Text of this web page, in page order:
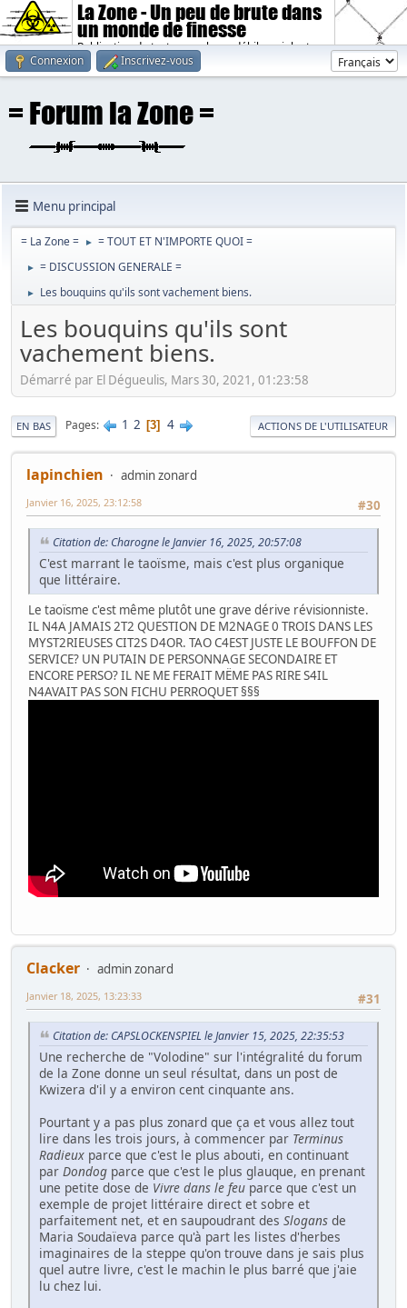
La Zone - Un peu de brute dans
un monde de finesse
Publication de textes sombres, débiles, violents.
Connexion
Inscrivez-vous
Menu principal
= La Zone = ► = TOUT ET N'IMPORTE QUOI =
► = DISCUSSION GENERALE =
► Les bouquins qu'ils sont vachement biens.
Les bouquins qu'ils sont
vachement biens.
Démarré par El Dégueulis, Mars 30, 2021, 01:23:58
EN BAS Pages 1 2 3 4 ACTIONS DE L'UTILISATEUR
lapinchien
admin zonard
#30
Janvier 16, 2025, 23:12:58
Citation de: Charogne le Janvier 16, 2025, 20:57:08
C'est marrant le taoïsme, mais c'est plus organique
que littéraire.
Le taoïsme c'est même plutôt une grave dérive révisionniste.
IL N4A JAMAIS 2T2 QUESTION DE M2NAGE 0 TROIS DANS LES
MYST2RIEUSES CIT2S D4OR. TAO C4EST JUSTE LE BOUFFON DE
SERVICE? UN PUTAIN DE PERSONNAGE SECONDAIRE ET
ENCORE PERSO? IL NE ME FERAIT MËME PAS RIRE S4IL
N4AVAIT PAS SON FICHU PERROQUET §§§
Clacker
admin zonard
#31
Janvier 18, 2025, 13:23:33
Citation de: CAPSLOCKENSPIEL le Janvier 15, 2025, 22:35:53
Une recherche de "Volodine" sur l'intégralité du forum
de la Zone donne un seul résultat, dans un post de
Kwizera d'il y a environ cent cinquante ans.
Pourtant y a pas plus zonard que ça et vous allez tout
lire dans les trois jours, à commencer par Terminus
Radieux parce que c'est le plus abouti, en continuant
par Dondog parce que c'est le plus glauque, en prenant
une petite dose de Vivre dans le feu parce que c'est un
exemple de projet littéraire direct et sobre et
parfaitement net, et en saupoudrant des Slogans de
Maria Soudaïeva parce qu'à part les listes d'herbes
imaginaires de la steppe qu'on trouve dans je sais plus
quel autre livre, c'est le machin le plus barré que j'aie
lu chez lui.